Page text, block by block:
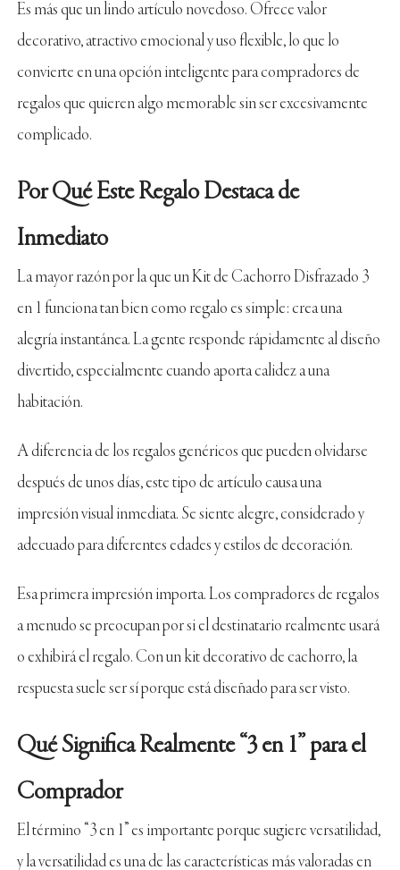
Es más que un lindo artículo novedoso. Ofrece valor
decorativo, atractivo emocional y uso flexible, lo que lo
convierte en una opción inteligente para compradores de
regalos que quieren algo memorable sin ser excesivamente
complicado.
Por Qué Este Regalo Destaca de
Inmediato
La mayor razón por la que un Kit de Cachorro Disfrazado 3
en 1 funciona tan bien como regalo es simple: crea una
alegría instantánea. La gente responde rápidamente al diseño
divertido, especialmente cuando aporta calidez a una
habitación.
A diferencia de los regalos genéricos que pueden olvidarse
después de unos días, este tipo de artículo causa una
impresión visual inmediata. Se siente alegre, considerado y
adecuado para diferentes edades y estilos de decoración.
Esa primera impresión importa. Los compradores de regalos
a menudo se preocupan por si el destinatario realmente usará
o exhibirá el regalo. Con un kit decorativo de cachorro, la
respuesta suele ser sí porque está diseñado para ser visto.
Qué Significa Realmente “3 en 1” para el
Comprador
El término “3 en 1” es importante porque sugiere versatilidad,
y la versatilidad es una de las características más valoradas en